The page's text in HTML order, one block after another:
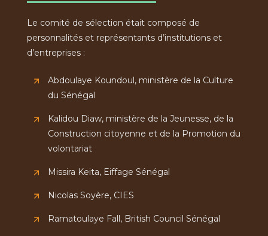
Le comité de sélection était composé de
personnalités et représentants d’institutions et
d’entreprises :
Abdoulaye Koundoul, ministère de la Culture
du Sénégal
Kalidou Diaw, ministère de la Jeunesse, de la
Construction citoyenne et de la Promotion du
volontariat
Missira Keita, Eiffage Sénégal
Nicolas Soyère, CIES
Ramatoulaye Fall, British Council Sénégal